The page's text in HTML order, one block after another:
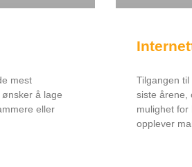
mest
å lage
eller
Tilgangen
siste årene,
mulighet for
opplever